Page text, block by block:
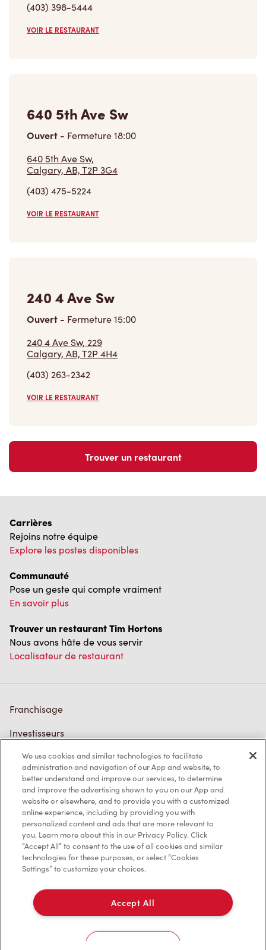
(403) 398-5444
VOIR LE RESTAURANT
640 5th Ave Sw
Ouvert - Fermeture18:00
640 5th Ave Sw,
Calgary, AB, T2P 3G4
(403) 475-5224
VOIR LE RESTAURANT
240 4 Ave Sw
Ouvert - Fermeture15:00
240 4 Ave Sw, 229
Calgary, AB, T2P 4H4
(403) 263-2342
VOIR LE RESTAURANT
Trouver un restaurant
Carrières
Rejoins notre équipe
Explore les postes disponibles
Communauté
Pose un geste qui compte vraiment
En savoir plus
Trouver un restaurant Tim Hortons
Nous avons hâte de vous servir
Localisateur de restaurant
Franchisage
Investisseurs
Communiquer avec nous
Foire aux questions
Politique de confidentialité
Conditions de service
Marques de commerce
Accessibilité
Diagnostic
We use cookies and similar technologies to facilitate
administration and navigation of our App and website, to
better understand and improve our services, to determine
and improve the advertising shown to you on our App and
website or elsewhere, and to provide you with a customized
online experience, including by providing you with
personalized content and ads that are more relevant to
you. Learn more about this in our Privacy Policy. Click
“Accept All” to consent to the use of all cookies and similar
technologies for these purposes, or select “Cookies
Settings” to customize your choices.
Accept All